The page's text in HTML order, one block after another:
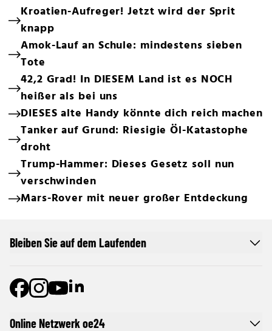
Kroatien-Aufreger! Jetzt wird der Sprit
knapp
Amok-Lauf an Schule: mindestens sieben
Tote
42,2 Grad! In DIESEM Land ist es NOCH
heißer als bei uns
DIESES alte Handy könnte dich reich machen
Tanker auf Grund: Riesigie Öl-Katastophe
droht
Trump-Hammer: Dieses Gesetz soll nun
verschwinden
Mars-Rover mit neuer großer Entdeckung
Online Netzwerk oe24
Bleiben Sie auf dem Laufenden